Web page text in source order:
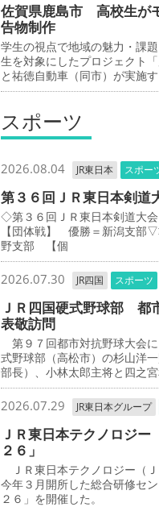
佐賀県鹿島市 高校生が
告物制作
学生の視点で地域の魅力・課
生を対象にしたプロジェクト
と祐徳自動車（同市）が実施
スポーツ
2026.08.04 JR東日本 スポー
第３６回ＪＲ東日本剣道
◇第３６回ＪＲ東日本剣道大
【団体戦】 優勝＝新潟支部
野支部 【個
2026.07.30 JR四国 スポーツ
ＪＲ四国硬式野球部 都
表敬訪問
第９７回都市対抗野球大会
式野球部（高松市）の杉山洋
部長）、小林太郎主将と四之
2026.07.29 JR東日本グループ
ＪＲ東日本テクノロジ
２６」
ＪＲ東日本テクノロジー（
今年３月開所した総合研修セ
２６」を開催した。